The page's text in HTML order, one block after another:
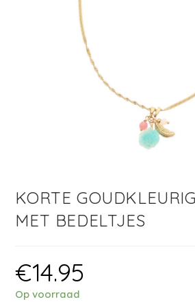
KORTE
MET BEDELTJES
€14.95
Op voorraad